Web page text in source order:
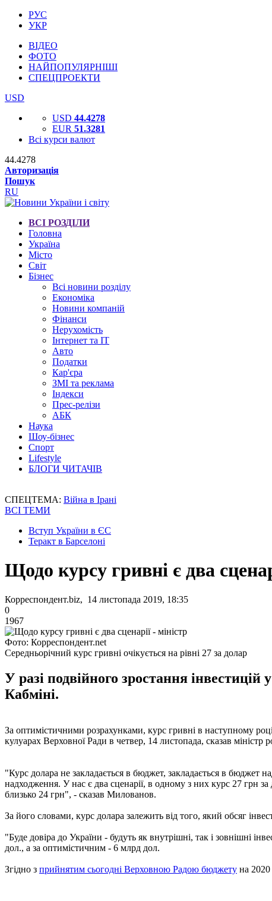
РУС
УКР
ВІДЕО
ФОТО
НАЙПОПУЛЯРНІШІ
СПЕЦПРОЕКТИ
USD
USD 44.4278
EUR 51.3281
Всі курси валют
44.4278
Авторизація
Пошук
RU
ВСІ РОЗДІЛИ
Головна
Україна
Місто
Світ
Бізнес
Всі новини розділу
Економіка
Новини компаній
Фінанси
Нерухомість
Інтернет та IT
Авто
Податки
Кар'єра
ЗМІ та реклама
Індекси
Прес-релізи
АБК
Наука
Шоу-бізнес
Спорт
Lifestyle
БЛОГИ ЧИТАЧІВ
СПЕЦТЕМА: Війна в Ірані
ВСІ ТЕМИ
Вступ України в ЄС
Теракт в Барселоні
Щодо курсу гривні є два
Корреспондент.biz, 14 листопада 2019, 18:35
0
1967
Фото: Корреспондент.net
Середньорічний курс гривні очікується на рівні 27 за долар
У разі подвійного зростання
Кабміні.
За оптимістичними розрахунками, курс гривні в наступному
кулуарах Верховної Ради в четвер, 14 листопада, сказав
"Курс долара не закладається в бюджет, закладається в бюджет
надходження. У нас є два сценарії, в одному з них курс 27 грн за
близько 24 грн", - сказав Милованов.
За його словами, курс долара залежить від того, який обсяг
"Буде довіра до України - будуть як внутрішні, так і зовнішні
дол., а за оптимістичним - 6 млрд дол.
Згідно з прийнятим сьогодні Верховною Радою бюджету на 2020